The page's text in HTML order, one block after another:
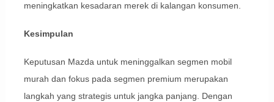
meningkatkan kesadaran merek di kalangan konsumen.
Kesimpulan
Keputusan Mazda untuk meninggalkan segmen mobil
murah dan fokus pada segmen premium merupakan
langkah yang strategis untuk jangka panjang. Dengan